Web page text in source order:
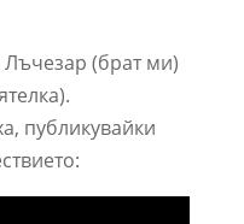
(брат ми)
публикувайки